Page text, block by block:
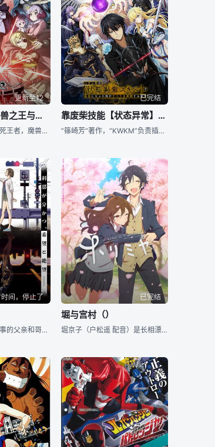
更新至12
克雷瓦提斯-魔兽之王与婴儿与尸之勇者-
杀死勇者，杀死王者，魔兽得到了“命运之赤子”…… 拥有超越人类智慧与毁灭性力量的魔兽之王克雷巴特斯，因被接到讨伐命令的 13 位勇者所激怒，决心毁灭人类。然而，他却意外地被托付了一件麻烦至极的东西——那是一名刚刚出生不久的人类婴儿。
已完结
靠废柴技能【状态异常】成为最强的我将蹂躏一切
”篠崎芳“著作，“KWKM”负责插画的轻小说 《#靠废柴技能【状态异常】成为最强的我将蹂躏一切#》宣布TV动画化~
时间，停止了
佑河树里与无所事事的父亲和哥哥、养老的祖父、母亲、单亲妈妈的妹妹以及外甥一起生活。某天，她的哥哥与外甥遭人诱拐，为了拯救家人，树里的祖父使用佑河家代代相传的止界术将时间暂停，但没想到进入止界的树里一行人，居然遇到其他能在止界中行动的人。面对神秘的宗教团体真纯实爱会以及保护止者的异形，树里是否能够回到原本的日常生活呢？
已完结
堀与宫村（）
堀京子（户松遥 配音）是长相漂亮，穿戴又十分时尚的潮流女孩，在学校里颇有一番人气。可一回到家，为了照顾年幼的弟弟和方便做家务，京子会换上非常土气的居家服，常年不在家的母亲让京子在不知不觉中扮演了代